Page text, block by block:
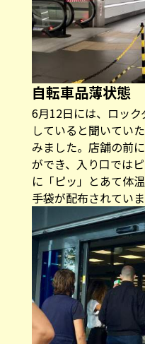
自転車品薄状態
6月12日には、ロッ
していると聞いてい
みました。店舗の前
ができ、入り口では
に「ピッ」とあて体
手袋が配布されていま